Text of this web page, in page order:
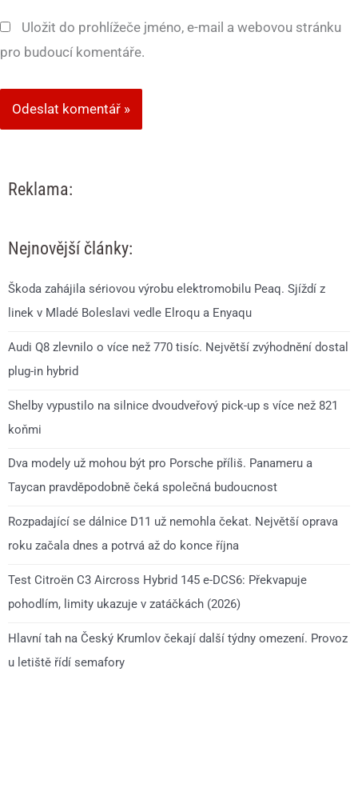
Uložit do prohlížeče jméno, e-mail a webovou stránku
pro budoucí komentáře.
Reklama:
Nejnovější články:
Škoda zahájila sériovou výrobu elektromobilu Peaq. Sjíždí z
linek v Mladé Boleslavi vedle Elroqu a Enyaqu
Audi Q8 zlevnilo o více než 770 tisíc. Největší zvýhodnění dostal
plug-in hybrid
Shelby vypustilo na silnice dvoudveřový pick-up s více než 821
koňmi
Dva modely už mohou být pro Porsche příliš. Panameru a
Taycan pravděpodobně čeká společná budoucnost
Rozpadající se dálnice D11 už nemohla čekat. Největší oprava
roku začala dnes a potrvá až do konce října
Test Citroën C3 Aircross Hybrid 145 e-DCS6: Překvapuje
pohodlím, limity ukazuje v zatáčkách (2026)
Hlavní tah na Český Krumlov čekají další týdny omezení. Provoz
u letiště řídí semafory